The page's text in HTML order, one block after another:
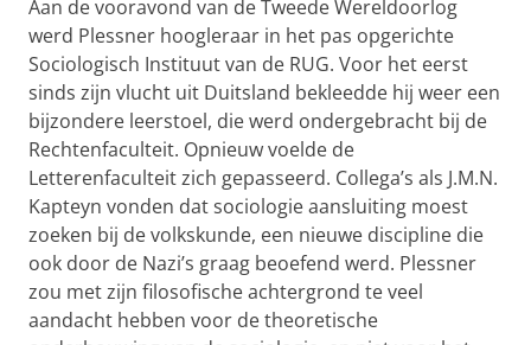
Aan de vooravond van de Tweede Wereldoorlog
werd Plessner hoogleraar in het pas opgerichte
Sociologisch Instituut van de RUG. Voor het eerst
sinds zijn vlucht uit Duitsland bekleedde hij weer een
bijzondere leerstoel, die werd ondergebracht bij de
Rechtenfaculteit. Opnieuw voelde de
Letterenfaculteit zich gepasseerd. Collega’s als J.M.N.
Kapteyn vonden dat sociologie aansluiting moest
zoeken bij de volkskunde, een nieuwe discipline die
ook door de Nazi’s graag beoefend werd. Plessner
zou met zijn filosofische achtergrond te veel
aandacht hebben voor de theoretische